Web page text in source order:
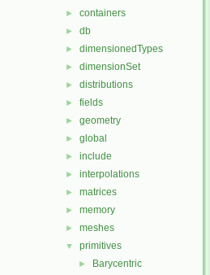
► containers
► db
► dimensionedTypes
► dimensionSet
► distributions
► fields
► geometry
► global
► include
► interpolations
► matrices
► memory
► meshes
▼ primitives
► Barycentric